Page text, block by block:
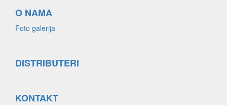
O NAMA
Foto galerija
DISTRIBUTERI
KONTAKT